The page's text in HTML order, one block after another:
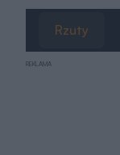
Rzuty
REKLAMA